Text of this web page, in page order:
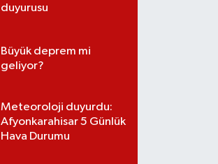
duyurusu
Büyük deprem mi
geliyor?
Meteoroloji duyurdu:
Afyonkarahisar 5 Günlük
Hava Durumu